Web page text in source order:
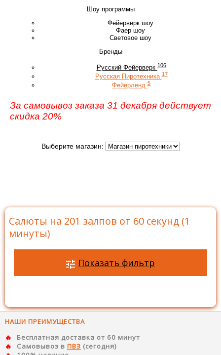
Шоу программы
Фейерверк шоу
Фаер шоу
Световое шоу
Бренды
Русский Фейерверк 106
Русская Пиротехника 17
Фейерленд 5
За самовывоз заказа 31 декабря действует
скидка 20%
Выберите магазин:
Салюты на 201 залпов от 60 секунд (1
минуты)
Показать фильтр
НАШИ ПРЕИМУЩЕСТВА
Бесплатная доставка от 60 минут
Самовывоз в ПВЗ (сегодня)